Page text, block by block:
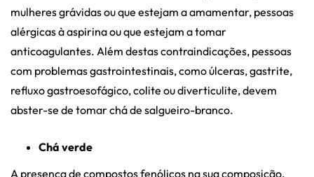
mulheres grávidas ou que estejam a amamentar, pessoas
alérgicas à aspirina ou que estejam a tomar
anticoagulantes. Além destas contraindicações, pessoas
com problemas gastrointestinais, como úlceras, gastrite,
refluxo gastroesofágico, colite ou diverticulite, devem
abster-se de tomar chá de salgueiro-branco.
Chá verde
A presença de compostos fenólicos na sua composição,